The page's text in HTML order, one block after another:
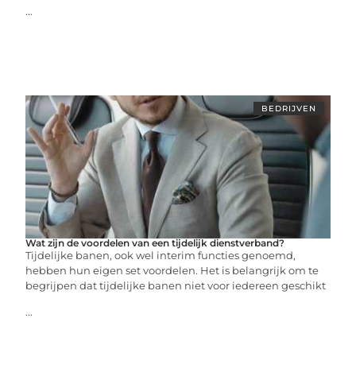
...
BEDRIJVEN
Wat zijn de voordelen van een tijdelijk dienstverband?
Tijdelijke banen, ook wel interim functies genoemd,
hebben hun eigen set voordelen. Het is belangrijk om te
begrijpen dat tijdelijke banen niet voor iedereen geschikt
...